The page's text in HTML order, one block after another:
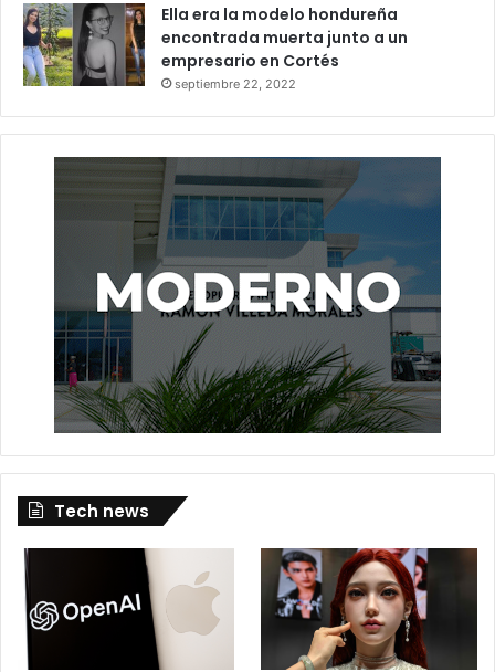
Ella era la modelo hondureña
encontrada muerta junto a un
empresario en Cortés
septiembre 22, 2022
Tech news